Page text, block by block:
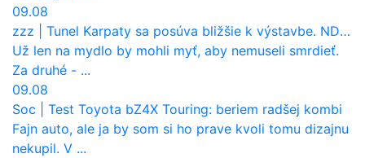
09.08
zzz
Tunel Karpaty sa posúva bližšie k výstavbe. NDS urobila dôležitý krok
Už len na mydlo by mohli myť, aby nemuseli smrdieť.
Za druhé - ...
09.08
Soc
Test Toyota bZ4X Touring: beriem radšej kombi
Fajn auto, ale ja by som si ho prave kvoli tomu dizajnu
nekupil. V ...